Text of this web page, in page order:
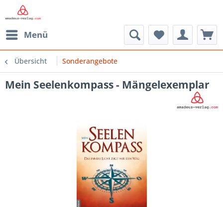
Menü
Übersicht Sonderangebote
Mein Seelenkompass - Mängelexemplar